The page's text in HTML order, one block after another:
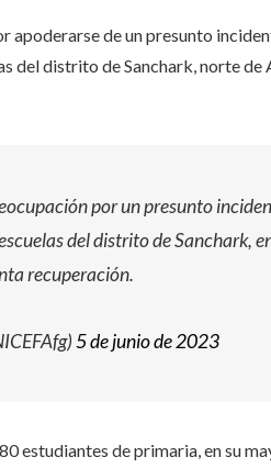
apoderarse de un presunto
del distrito de Sanchark, norte de
por un presunto
del distrito de Sanchark,
recuperación.
5 de junio de 2023
estudiantes de primaria, en su